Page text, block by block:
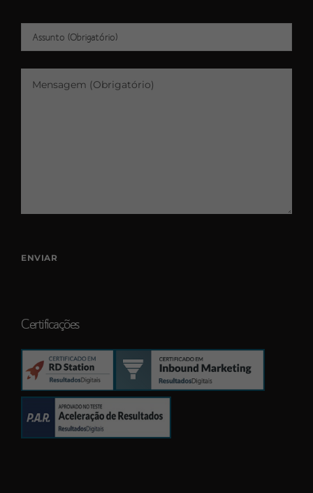
Certificações